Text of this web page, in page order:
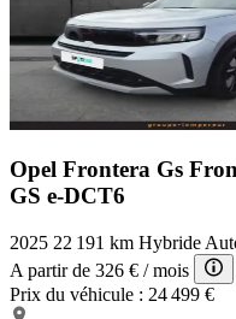
Opel Frontera Gs
GS e-DCT6
2025 22 191 km Hybride
A partir de 326 € / mois
Prix du véhicule : 24 499 €